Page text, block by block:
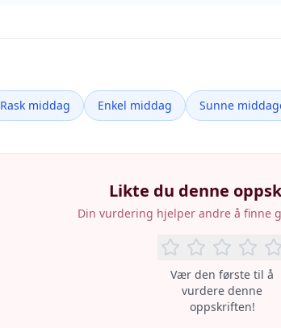
Rask middag Enkel middag Sunne
Likte du denne
Din vurdering hjelper andre å finne
Vær den første til å
vurdere denne
oppskriften!